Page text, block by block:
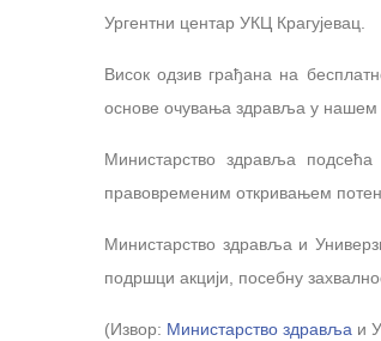
Ургентни центар УКЦ Крагујевац.
Висок одзив грађана на
основе очувања здравља у нашем
Министарство здравља
правовременим откривањем
Министарство здравља и
подршци акцији, посебну
(Извор: Министарство здравља и